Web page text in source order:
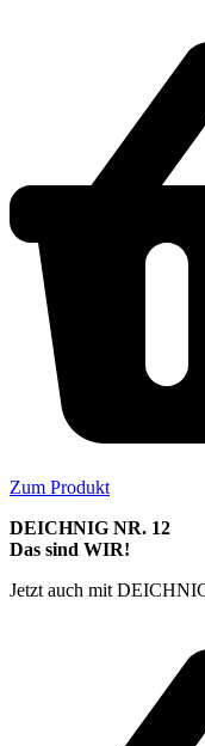
Zum Produkt
DEICHNIG NR. 12
Das sind WIR!
Jetzt auch mit